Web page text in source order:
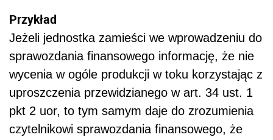
Przykład
Jeżeli jednostka zamieści we wprowadzeniu do
sprawozdania finansowego informację, że nie
wycenia w ogóle produkcji w toku korzystając z
uproszczenia przewidzianego w art. 34 ust. 1
pkt 2 uor, to tym samym daje do zrozumienia
czytelnikowi sprawozdania finansowego, że